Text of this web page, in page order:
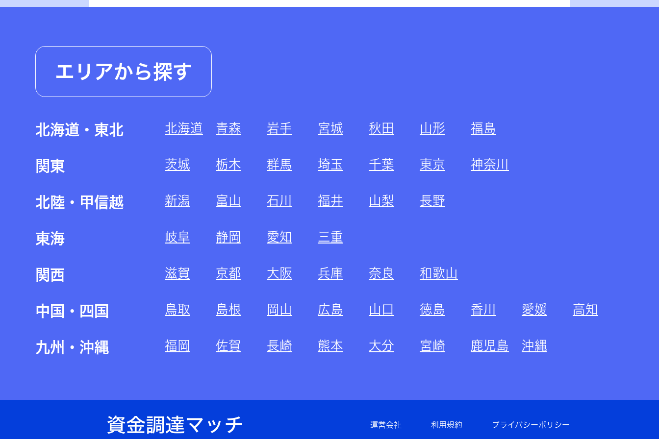
エリアから探す
北海道・東北 北海道 青森 岩手 宮城 秋田 山形 福島
関東 茨城 栃木 群馬 埼玉 千葉 東京 神奈川
北陸・甲信越 新潟 富山 石川 福井 山梨 長野
東海 岐阜 静岡 愛知 三重
関西 滋賀 京都 大阪 兵庫 奈良 和歌山
中国・四国 鳥取 島根 岡山 広島 山口 徳島 香川 愛媛 高知
九州・沖縄 福岡 佐賀 長崎 熊本 大分 宮崎 鹿児島 沖縄
運営会社 利用規約 プライバシーポリシー